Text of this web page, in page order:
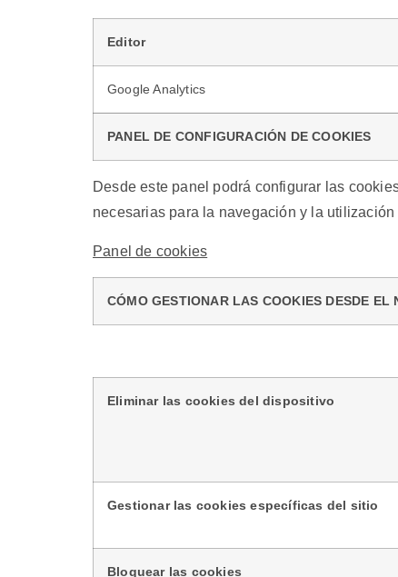
Editor
Google Analytics
PANEL DE CONFIGURACIÓN DE COOKIES
Desde este panel podrá configurar las
necesarias para la navegación y la
Panel de cookies
CÓMO GESTIONAR LAS COOKIES DESDE EL
Eliminar las cookies del dispositivo
Gestionar las cookies específicas del sitio
Bloquear las cookies